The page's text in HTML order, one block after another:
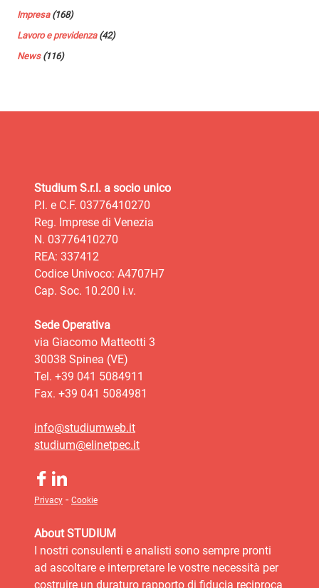
Impresa(168)
Lavoro e previdenza(42)
News(116)
Studium S.r.l. a socio unico
P.I. e C.F. 03776410270
Reg. Imprese di Venezia
N. 03776410270
REA: 337412
Codice Univoco: A4707H7
Cap. Soc. 10.200 i.v.
Sede Operativa
via Giacomo Matteotti 3
30038 Spinea (VE)
Tel. +39 041 5084911
Fax. +39 041 5084981
info@studiumweb.it
studium@elinetpec.it
Privacy - Cookie
About STUDIUM
I nostri consulenti e analisti sono sempre pronti
ad ascoltare e interpretare le vostre necessità per
costruire un duraturo rapporto di fiducia reciproca